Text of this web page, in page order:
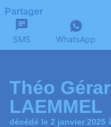
Partager
SMS WhatsApp
Théo
LAEMMEL
décédé le 2 janvier 2025